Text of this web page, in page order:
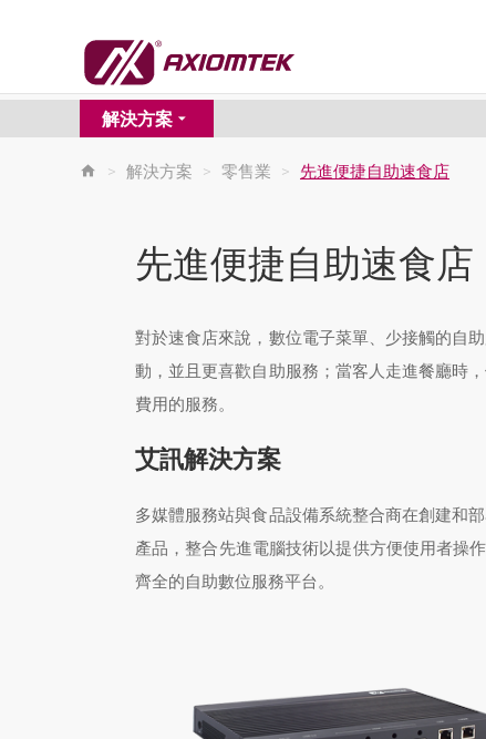
解決方案
> 解決方案 > 零售業 > 先進便捷自助速食店
先進便捷自助速食店
對於速食店來說，數位電子菜單、少接觸的自
動，並且更喜歡自助服務；當客人走進餐廳時
費用的服務。
艾訊解決方案
多媒體服務站與食品設備系統整合商在創建和
產品，整合先進電腦技術以提供方便使用者操
齊全的自助數位服務平台。